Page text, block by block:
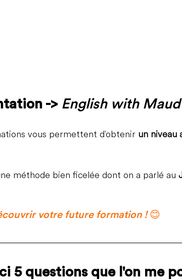
-> English with Maud
vous permettent d'obtenir un niveau
méthode bien ficelée dont on a parlé au
votre future formation ! 😊
5 questions que l'on me